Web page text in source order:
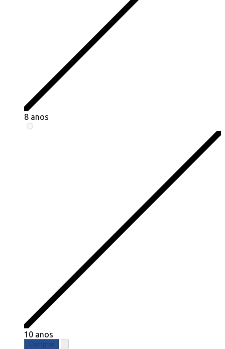
8 anos
10 anos
Comprar